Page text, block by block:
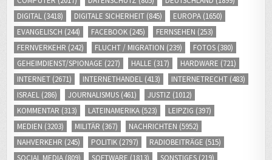
DIGITAL (3418) DIGITALE SICHERHEIT (845) EUROPA (1650)
EVANGELISCH (244) FACEBOOK (245) FERNSEHEN (253)
FERNVERKEHR (242) FLUCHT / MIGRATION (239) FOTOS (380)
GEHEIMDIENST/SPIONAGE (227) HALLE (317) HARDWARE (721)
INTERNET (2671) INTERNETHANDEL (413) INTERNETRECHT (483)
ISRAEL (286) JOURNALISMUS (461) JUSTIZ (1012)
KOMMENTAR (313) LATEINAMERIKA (523) LEIPZIG (397)
MEDIEN (3203) MILITÄR (367) NACHRICHTEN (5952)
NAHVERKEHR (245) POLITIK (2797) RADIOBEITRÄGE (515)
SOCIAL MEDIA (809) SOFTWARE (1813) SONSTIGES (219)